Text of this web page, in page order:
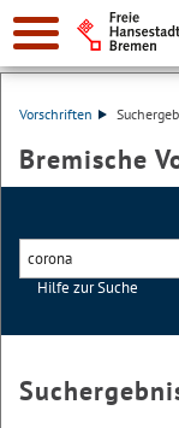
Vorschriften
Bremische
Hilfe zur Suche